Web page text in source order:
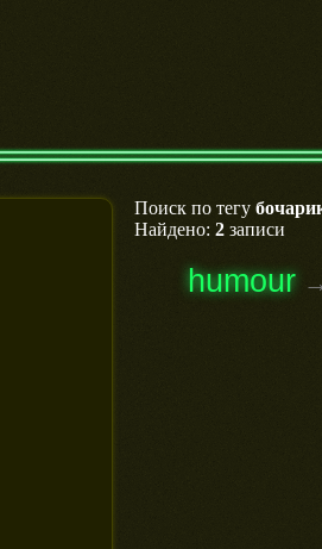
Поиск по тегу
Найдено: 2 записи
humour